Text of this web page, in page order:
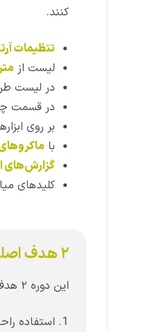
کنند.
تنظیمات
لیست از
در لیست
در قسمت
بر روی
با
گزارش‌های
کلیدهای
۲ هدف اصلی دوره مکمل آرتیوس کد
این دوره ۲ هدف اصلی دارد.
استفاده